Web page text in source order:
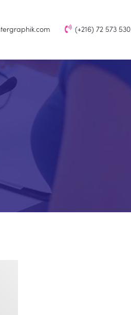
(+216) 72 573 530